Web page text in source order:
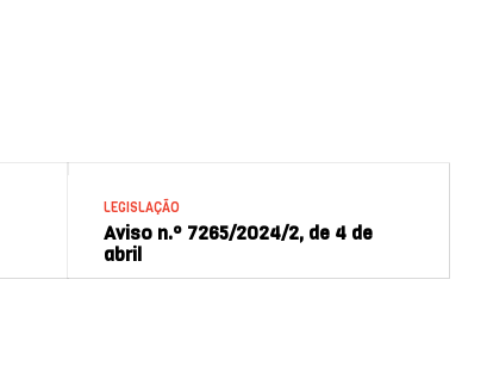
LEGISLAÇÃO
Aviso n.º 7265/2024/2, de 4 de
abril